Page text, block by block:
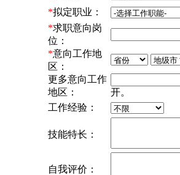
*拟定职业：
*求职意向岗
位：
*意向工作地
区：
更多意向工作
地区：
开。
工作经验：
技能特长：
自我评价：